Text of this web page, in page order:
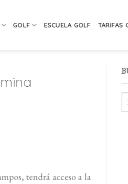
GOLF ESCUELA GOLF TARIFAS
tendrá acceso a la